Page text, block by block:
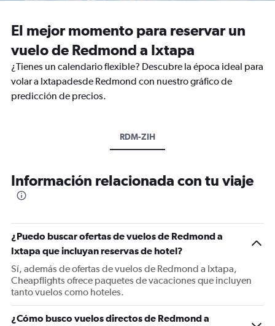
El mejor momento para reservar un
vuelo de Redmond a Ixtapa
¿Tienes un calendario flexible? Descubre la época ideal para
volar a Ixtapadesde Redmond con nuestro gráfico de
predicción de precios.
RDM-ZIH
Información relacionada con tu viaje
¿Puedo buscar ofertas de vuelos de Redmond a
Ixtapa que incluyan reservas de hotel?
Sí, además de ofertas de vuelos de Redmond a Ixtapa,
Cheapflights ofrece paquetes de vacaciones que incluyen
tanto vuelos como hoteles.
¿Cómo busco vuelos directos de Redmond a